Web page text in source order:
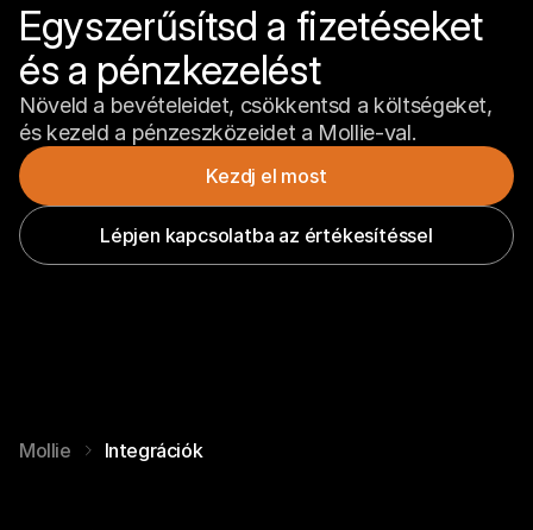
Egyszerűsítsd a fizetéseket
és a pénzkezelést
Növeld a bevételeidet, csökkentsd a költségeket,
és kezeld a pénzeszközeidet a Mollie-val.
Kezdj el most
Lépjen kapcsolatba az értékesítéssel
Mollie Integrációk